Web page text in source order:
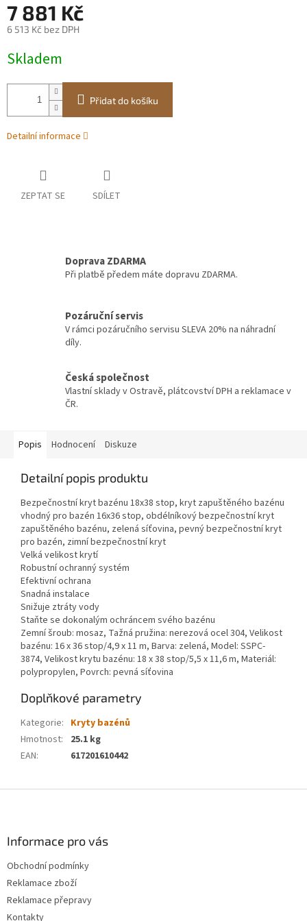
7 881 Kč
6 513 Kč bez DPH
cena:
Skladem
Přidat do košíku
Detailní informace
ZEPTAT SE SDÍLET
Doprava ZDARMA
Při platbě předem máte dopravu ZDARMA.
Pozáruční servis
V rámci pozáručního servisu SLEVA 20% na náhradní
díly.
Česká společnost
Vlastní sklady v Ostravě, plátcovství DPH a reklamace v
ČR.
Popis Hodnocení Diskuze
Detailní popis produktu
Bezpečnostní kryt bazénu 18x38 stop, kryt zapuštěného bazénu
vhodný pro bazén 16x36 stop, obdélníkový bezpečnostní kryt
zapuštěného bazénu, zelená síťovina, pevný bezpečnostní kryt
pro bazén, zimní bezpečnostní kryt
Velká velikost krytí
Robustní ochranný systém
Efektivní ochrana
Snadná instalace
Snižuje ztráty vody
Staňte se dokonalým ochráncem svého bazénu
Zemní šroub: mosaz, Tažná pružina: nerezová ocel 304, Velikost
bazénu: 16 x 36 stop/4,9 x 11 m, Barva: zelená, Model: SSPC-
3874, Velikost krytu bazénu: 18 x 38 stop/5,5 x 11,6 m, Materiál:
polypropylen, Povrch: pevná síťovina
Doplňkové parametry
Kategorie: Kryty bazénů
Hmotnost:
25.1 kg
EAN: 617201610442
Informace pro vás
Obchodní podmínky
Reklamace zboží
Reklamace přepravy
Kontakty